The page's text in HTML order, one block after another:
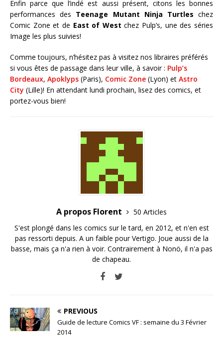
Enfin parce que l’indé est aussi présent, citons les bonnes
performances des Teenage Mutant Ninja Turtles chez
Comic Zone et de East of West chez Pulp’s, une des séries
Image les plus suivies!
Comme toujours, n’hésitez pas à visitez nos libraires préférés
si vous êtes de passage dans leur ville, à savoir : Pulp’s
Bordeaux, Apoklyps (Paris), Comic Zone (Lyon) et Astro
City (Lille)! En attendant lundi prochain, lisez des comics, et
portez-vous bien!
A propos Florent
50 Articles
S'est plongé dans les comics sur le tard, en 2012, et n'en est
pas ressorti depuis. A un faible pour Vertigo. Joue aussi de la
basse, mais ça n'a rien à voir. Contrairement à Nonö, il n'a pas
de chapeau.
PREVIOUS
Guide de lecture Comics VF : semaine du 3 Février
2014